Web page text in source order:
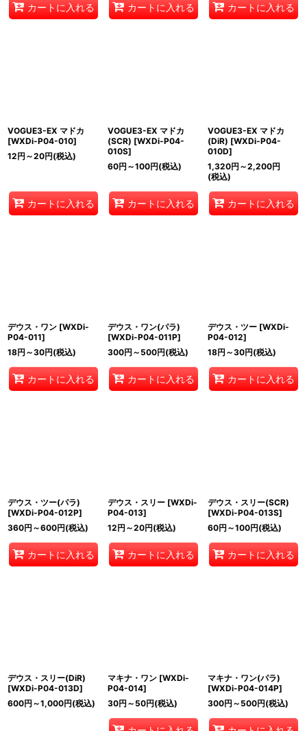
カートに入れる カートに入れる カートに入れる
VOGUE3-EX マドカ
[WXDi-P04-010]
12円 ～20円(税込)
カートに入れる
VOGUE3-EX マドカ
(SCR) [WXDi-P04-
010S]
60円 ～100円(税込)
カートに入れる
VOGUE3-EX マドカ
(DiR) [WXDi-P04-
010D]
1,320円 ～2,200円
(税込)
カートに入れる
デウス・ワン [WXDi-
P04-011]
18円 ～30円(税込)
カートに入れる
デウス・ワン(パラ)
[WXDi-P04-011P]
300円 ～500円(税込)
カートに入れる
デウス・ツー [WXDi-
P04-012]
18円 ～30円(税込)
カートに入れる
デウス・ツー(パラ)
[WXDi-P04-012P]
360円 ～600円(税込)
カートに入れる
デウス・スリー [WXDi-
P04-013]
12円 ～20円(税込)
カートに入れる
デウス・スリー(SCR)
[WXDi-P04-013S]
60円 ～100円(税込)
カートに入れる
デウス・スリー(DiR)
[WXDi-P04-013D]
600円 ～1,000円(税込)
マキナ・ワン [WXDi-
P04-014]
30円 ～50円(税込)
マキナ・ワン(パラ)
[WXDi-P04-014P]
300円 ～500円(税込)